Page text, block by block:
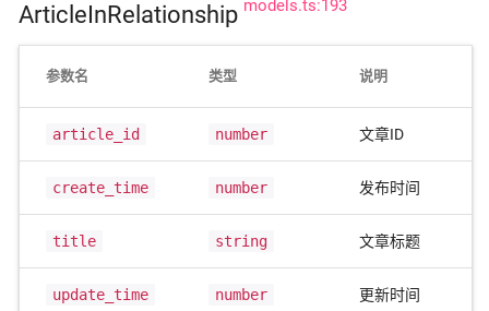
ArticleInRelationship models.ts:193
参数名 类型 说明
article_id number 文章ID
create_time number 发布时间
title string 文章标题
update_time number 更新时间